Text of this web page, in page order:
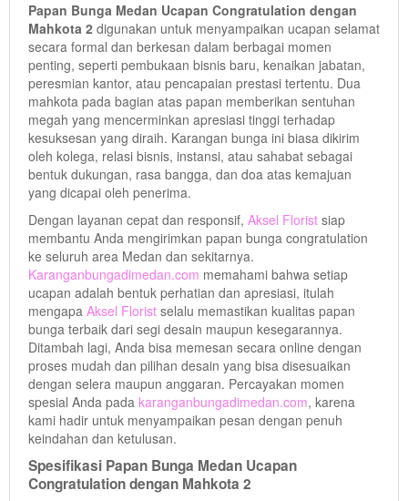
Papan Bunga Medan Ucapan Congratulation dengan
Mahkota 2 digunakan untuk menyampaikan ucapan selamat
secara formal dan berkesan dalam berbagai momen
penting, seperti pembukaan bisnis baru, kenaikan jabatan,
peresmian kantor, atau pencapaian prestasi tertentu. Dua
mahkota pada bagian atas papan memberikan sentuhan
megah yang mencerminkan apresiasi tinggi terhadap
kesuksesan yang diraih. Karangan bunga ini biasa dikirim
oleh kolega, relasi bisnis, instansi, atau sahabat sebagai
bentuk dukungan, rasa bangga, dan doa atas kemajuan
yang dicapai oleh penerima.
Dengan layanan cepat dan responsif, Aksel Florist siap
membantu Anda mengirimkan papan bunga congratulation
ke seluruh area Medan dan sekitarnya.
Karanganbungadimedan.com memahami bahwa setiap
ucapan adalah bentuk perhatian dan apresiasi, itulah
mengapa Aksel Florist selalu memastikan kualitas papan
bunga terbaik dari segi desain maupun kesegarannya.
Ditambah lagi, Anda bisa memesan secara online dengan
proses mudah dan pilihan desain yang bisa disesuaikan
dengan selera maupun anggaran. Percayakan momen
spesial Anda pada karanganbungadimedan.com, karena
kami hadir untuk menyampaikan pesan dengan penuh
keindahan dan ketulusan.
Spesifikasi Papan Bunga Medan Ucapan
Congratulation dengan Mahkota 2